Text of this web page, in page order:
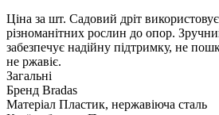
Ціна за шт. Садовий дріт
різноманітних рослин до опор.
забезпечує надійну підтримку, не
не ржавіє.
Загальні
Бренд Bradas
Матеріал Пластик, нержавіюча сталь